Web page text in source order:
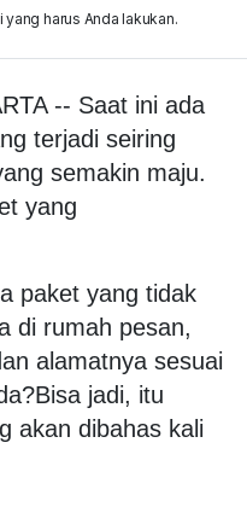
harus Anda lakukan.
-- Saat ini ada
terjadi seiring
semakin maju.
yang
paket yang tidak
di rumah pesan,
alamatnya sesuai
jadi, itu
akan dibahas kali